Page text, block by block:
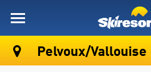
Pelvoux/​Vallouise